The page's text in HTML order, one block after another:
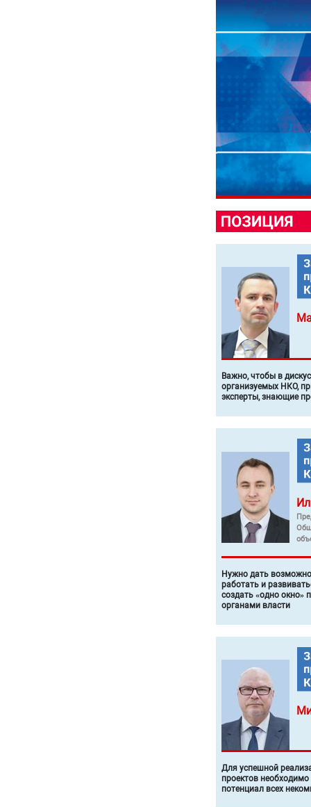
Важно, чтобы в
организуемых НКО,
эксперты, знающие
Нужно дать
работать и
создать «одно окно»
органами власти
Для успешной
проектов
потенциал всех